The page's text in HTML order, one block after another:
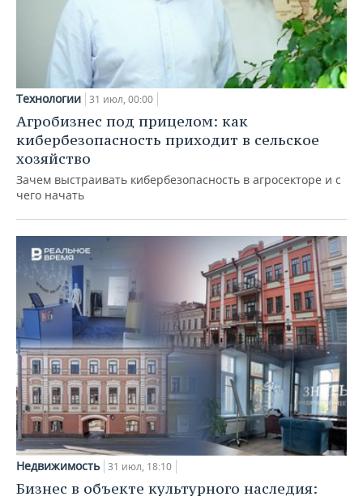
Технологии 31 июл, 00:00
Агробизнес под прицелом: как
кибербезопасность приходит в сельское
хозяйство
Зачем выстраивать кибербезопасность в агросекторе и с
чего начать
Недвижимость 31 июл, 18:10
Бизнес в объекте культурного наследия: